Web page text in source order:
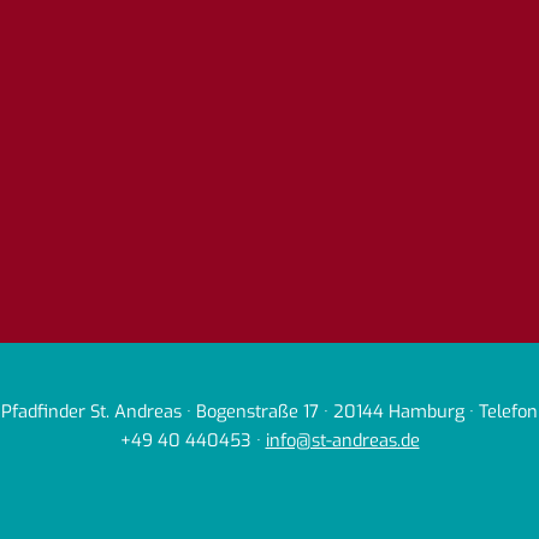
Pfadfinder St. Andreas · Bogenstraße 17 · 20144 Hamburg · Telefon
+49 40 440453 · info@st-andreas.de